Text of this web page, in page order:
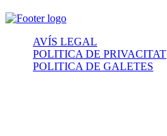
AVÍS LEGAL
POLITICA DE PRIVACITAT
POLITICA DE GALETES